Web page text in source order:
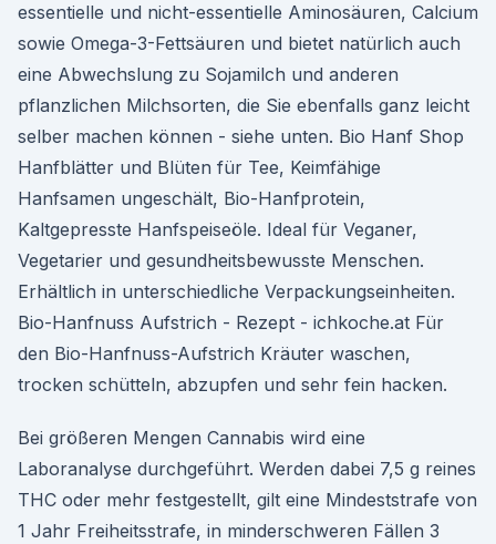
essentielle und nicht-essentielle Aminosäuren, Calcium
sowie Omega-3-Fettsäuren und bietet natürlich auch
eine Abwechslung zu Sojamilch und anderen
pflanzlichen Milchsorten, die Sie ebenfalls ganz leicht
selber machen können - siehe unten. Bio Hanf Shop
Hanfblätter und Blüten für Tee, Keimfähige
Hanfsamen ungeschält, Bio-Hanfprotein,
Kaltgepresste Hanfspeiseöle. Ideal für Veganer,
Vegetarier und gesundheitsbewusste Menschen.
Erhältlich in unterschiedliche Verpackungseinheiten.
Bio-Hanfnuss Aufstrich - Rezept - ichkoche.at Für
den Bio-Hanfnuss-Aufstrich Kräuter waschen,
trocken schütteln, abzupfen und sehr fein hacken.
Bei größeren Mengen Cannabis wird eine
Laboranalyse durchgeführt. Werden dabei 7,5 g reines
THC oder mehr festgestellt, gilt eine Mindeststrafe von
1 Jahr Freiheitsstrafe, in minderschweren Fällen 3